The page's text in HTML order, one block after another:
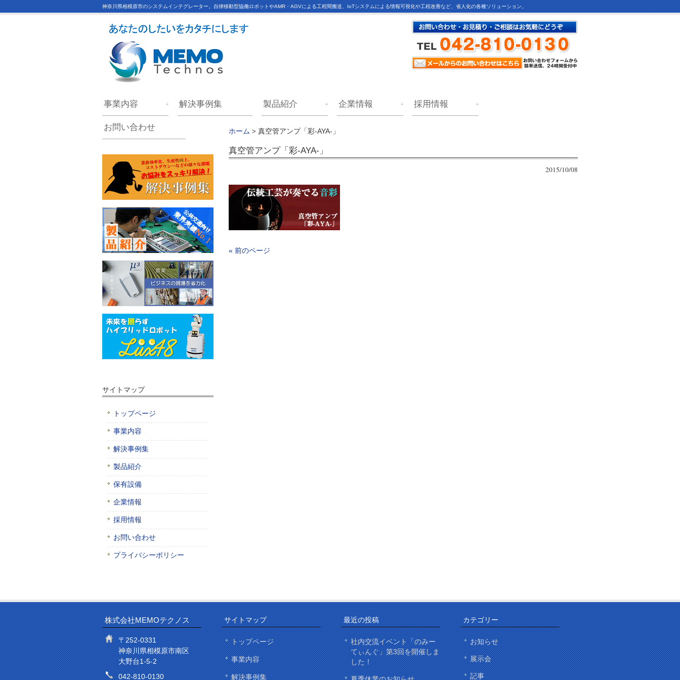
神奈川県相模原市のシステムインテグレーター。自律移動型協働ロボットやAMR・AGVによる工程間搬送、IoTシステムによる情報可視化や工程改善など、省人化の各種ソリューション。
事業内容 解決事例集 製品紹介 企業情報 採用情報
お問い合わせ ホーム > 真空管アンプ「彩-AYA-」
真空管アンプ「彩-AYA-」
2015/10/08
« 前のページ
サイトマップ
トップページ
事業内容
解決事例集
製品紹介
保有設備
企業情報
採用情報
お問い合わせ
プライバシーポリシー
株式会社MEMOテクノス
〒252-0331
神奈川県相模原市南区
大野台1-5-2
042-810-0130
サイトマップ
トップページ
事業内容
解決事例集
最近の投稿
社内交流イベント「のみー
てぃんぐ」第3回を開催しま
した！
カテゴリー
お知らせ
展示会
記事